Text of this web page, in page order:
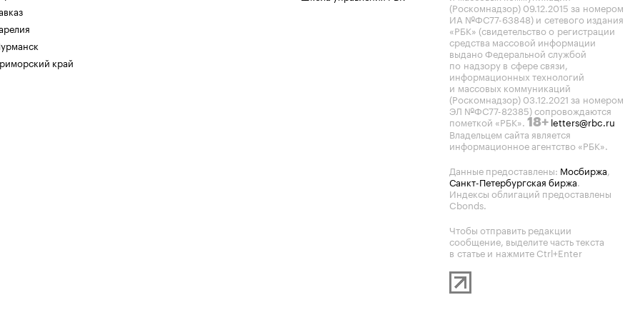
край
(Роскомнадзор) 09.12.2015 за номером
ИА №ФС77-63848) и сетевого издания
«РБК» (свидетельство о регистрации
средства массовой информации
выдано Федеральной службой
по надзору в сфере связи,
информационных технологий
и массовых коммуникаций
(Роскомнадзор) 03.12.2021 за номером
ЭЛ №ФС77-82385) сопровождаются
пометкой «РБК». 18+ letters@rbc.ru
Владельцем сайта является
информационное агентство «РБК».
Данные предоставлены: Мосбиржа,
Санкт-Петербургская биржа.
Индексы облигаций предоставлены
Cbonds.
Чтобы отправить редакции
сообщение, выделите часть текста
в статье и нажмите Ctrl+Enter